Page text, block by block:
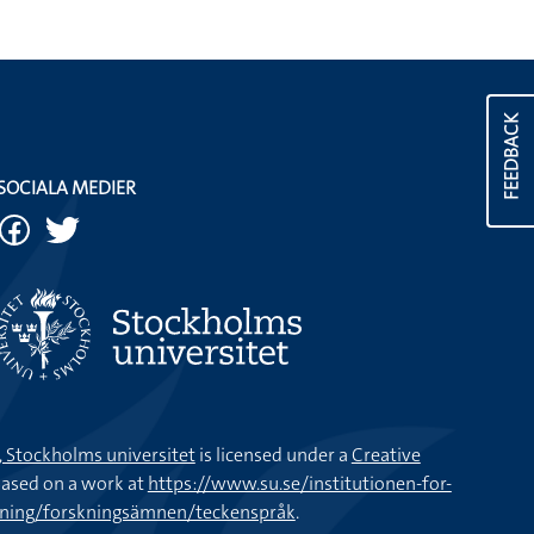
FEEDBACK
MEDIER
universitetis licensed under aCreative
on a work athttps://www.su.se/institutionen-for-
forskningsämnen/teckenspråk.